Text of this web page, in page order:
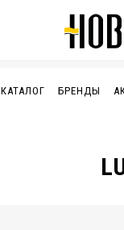
КАТАЛОГ БРЕНДЫ